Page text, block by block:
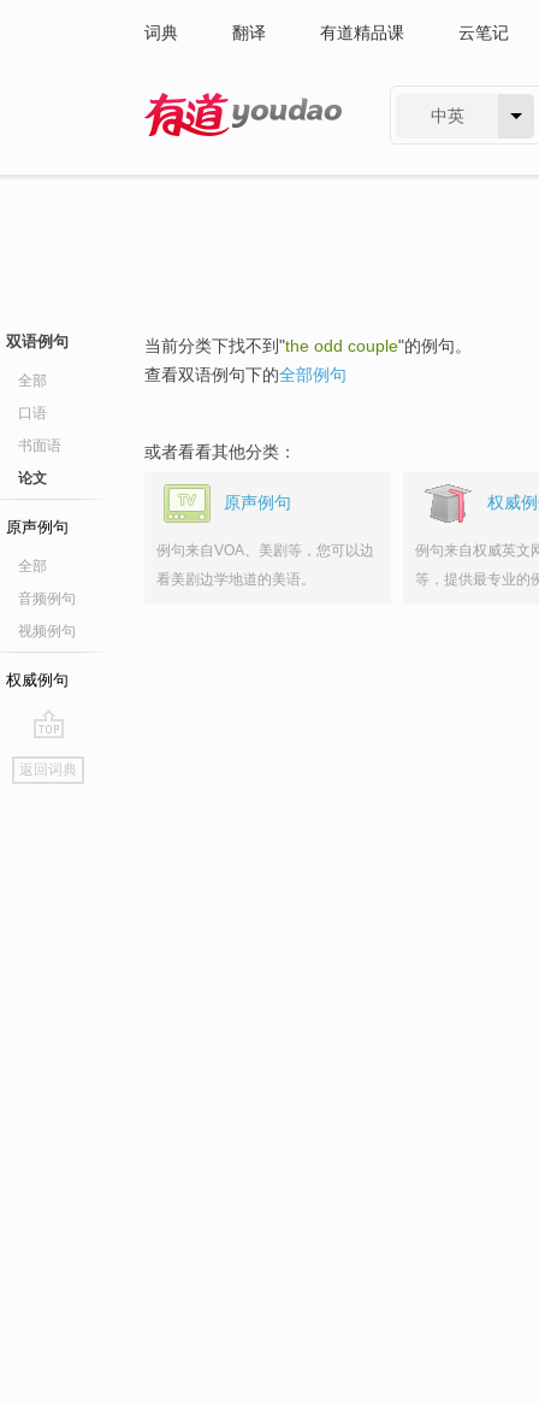
词典 翻译 有道精品课 云笔记
中英
双语例句
全部
口语
书面语
论文
原声例句
全部
音频例句
视频例句
权威例句
go
top
返回词典
当前分类下找不到"the odd couple"的例句。
查看双语例句下的全部例句
或者看看其他分类：
原声例句
例句来自VOA、美剧等，您可以边
看美剧边学地道的美语。
权威
例句来自权威英文
等，提供最专业的